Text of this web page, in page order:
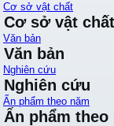
Cơ sở vật chất
Cơ sở vật chất
Văn bản
Văn bản
Nghiên cứu
Nghiên cứu
Ấn phẩm theo năm
Ấn phẩm theo